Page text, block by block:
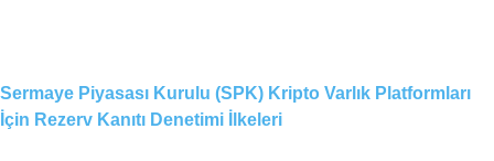
Sermaye Piyasası Kurulu (SPK) Kripto Varlık Platformları
İçin Rezerv Kanıtı Denetimi İlkeleri